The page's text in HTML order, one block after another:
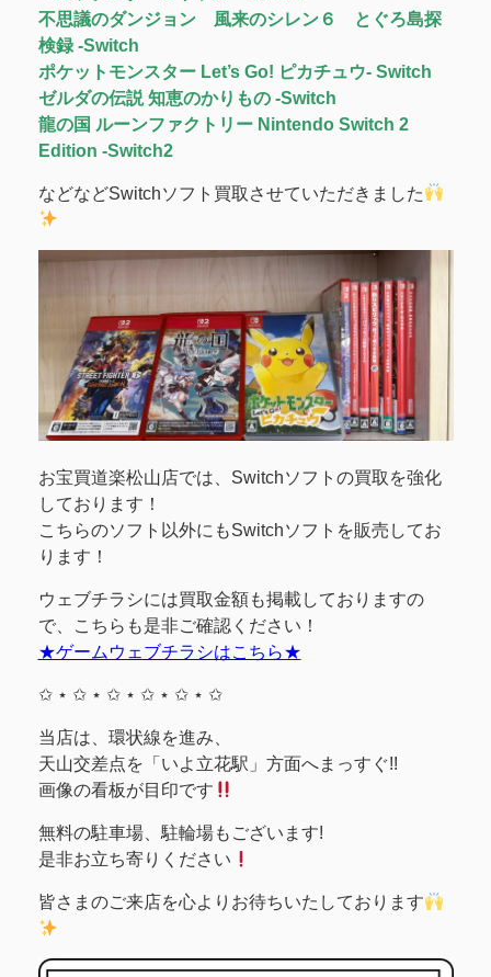
不思議のダンジョン 風来のシレン６ とぐろ島探
検録 -Switch
ポケットモンスター Let’s Go! ピカチュウ- Switch
ゼルダの伝説 知恵のかりもの -Switch
龍の国 ルーンファクトリー Nintendo Switch 2
Edition -Switch2
などなどSwitchソフト買取させていただきました
お宝買道楽松山店では、Switchソフトの買取を強化
しております！
こちらのソフト以外にもSwitchソフトを販売してお
ります！
ウェブチラシには買取金額も掲載しておりますの
で、こちらも是非ご確認ください！
★ゲームウェブチラシはこちら★
✩ ⋆ ✩ ⋆ ✩ ⋆ ✩ ⋆ ✩ ⋆ ✩
当店は、環状線を進み、
天山交差点を「いよ立花駅」方面へまっすぐ!!
画像の看板が目印です
無料の駐車場、駐輪場もございます!
是非お立ち寄りください
皆さまのご来店を心よりお待ちいたしております